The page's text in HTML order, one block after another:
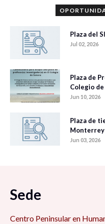
Plaza del
Jul 02, 2026
Plaza de
Colegio
Jun 10, 2026
Plaza de
Monterrey
Jun 03, 2026
Sede
Centro Peninsular en